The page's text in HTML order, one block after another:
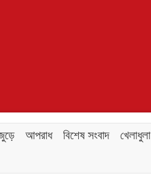
আপরাধ বিশেষ সংবাদ খেলাধুলা